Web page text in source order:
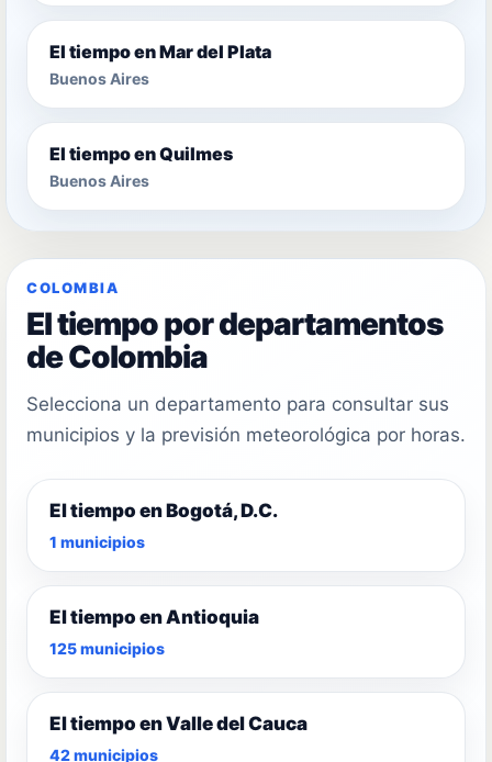
El tiempo en Mar del Plata
Buenos Aires
El tiempo en Quilmes
Buenos Aires
COLOMBIA
El tiempo por departamentos
de Colombia
Selecciona un departamento para consultar sus
municipios y la previsión meteorológica por horas.
El tiempo en Bogotá, D.C.
1 municipios
El tiempo en Antioquia
125 municipios
El tiempo en Valle del Cauca
42 municipios